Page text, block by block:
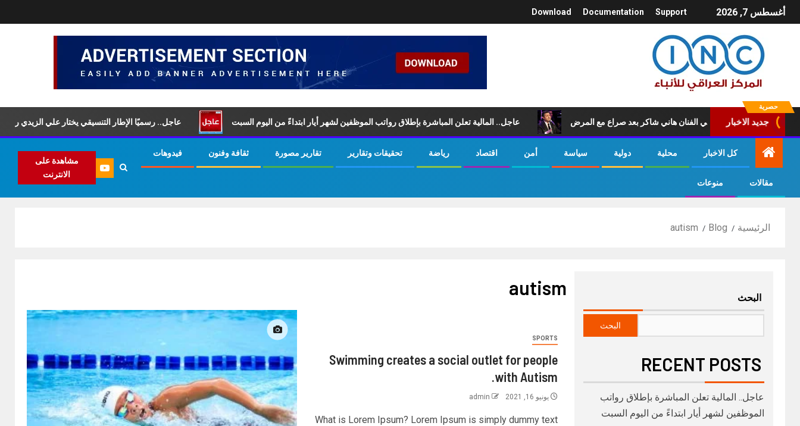
أغسطس 7, 2026 Support
Documentation
Download
حصرية
جديد الاخبار عاجل.. رسميًا الإطار التنسيقي يختار علي الزيدي رئيسًا عاجل.. المالية تعلن المباشرة بإطلاق رواتب ‏الموظفين لشهر أيار ابتداءً من اليوم السبت امير الغناء العربي الفنان هاني شاكر بعد صراع مع المرض
كل الاخبار محلية دولية سياسة أمن اقتصاد رياضة تحقيقات وتقارير تقارير مصورة ثقافة وفنون فيدوهات
مقالات منوعات
مشاهدة على
الانترنت
الرئيسية Blog
autism
autism
SPORTS
Swimming creates a social outlet for people
with Autism.
يونيو 16, 2021 admin
What is Lorem Ipsum? Lorem Ipsum is simply dummy text
البحث
البحث
RECENT POSTS
عاجل.. المالية تعلن المباشرة بإطلاق رواتب
‏الموظفين لشهر أيار ابتداءً من اليوم السبت